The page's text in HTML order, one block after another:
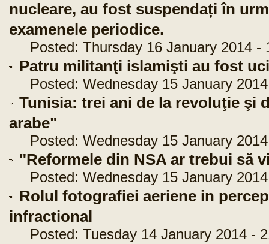
nucleare, au fost suspendați în
examenele periodice.
Posted: Thursday 16 January 2014 -
Patru militanţi islamişti au fost
Posted: Wednesday 15 January
Tunisia: trei ani de la revoluţie şi
arabe"
Posted: Wednesday 15 January
"Reformele din NSA ar trebui să
Posted: Wednesday 15 January
Rolul fotografiei aeriene in
infractional
Posted: Tuesday 14 January 2014 -